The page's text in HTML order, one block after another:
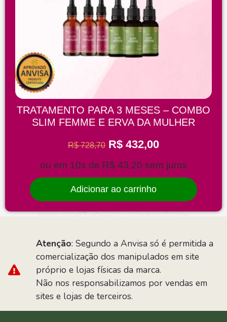
TRATAMENTO PARA 3 MESES – COMBO
SLIM FEMME E ERVA DA MULHER
R$728,70 R$ 432,00
ou em 10x de R$43,20 sem juros
Adicionar ao carrinho
Atenção: Segundo a Anvisa só é permitida a
comercialização dos manipulados em site
próprio e lojas físicas da marca.
Não nos responsabilizamos por vendas em
sites e lojas de terceiros.